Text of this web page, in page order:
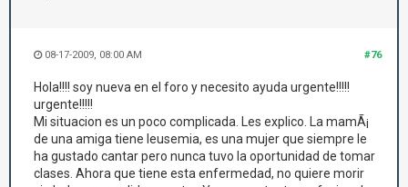
#76
08-17-2009, 08:00 AM
Hola!!!! soy nueva en el foro y necesito ayuda urgente!!!!!
urgente!!!!!
Mi situacion es un poco complicada. Les explico. La mamÃ¡
de una amiga tiene leusemia, es una mujer que siempre le
ha gustado cantar pero nunca tuvo la oportunidad de tomar
clases. Ahora que tiene esta enfermedad, no quiere morir